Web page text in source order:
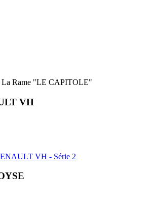
La Rame "LE CAPITOLE"
VH
VH - Série 2